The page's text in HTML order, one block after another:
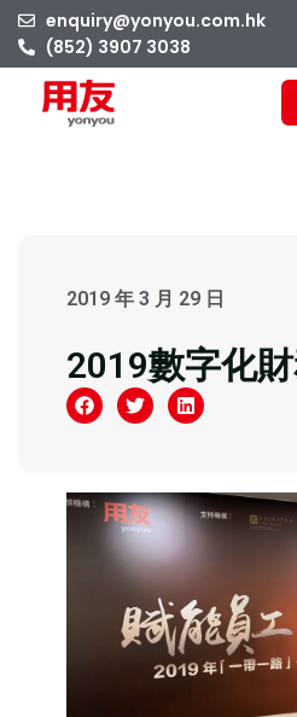
enquiry@yonyou.com.hk
(852) 3907 3038
2019 年 3 月 29 日
2019數字化